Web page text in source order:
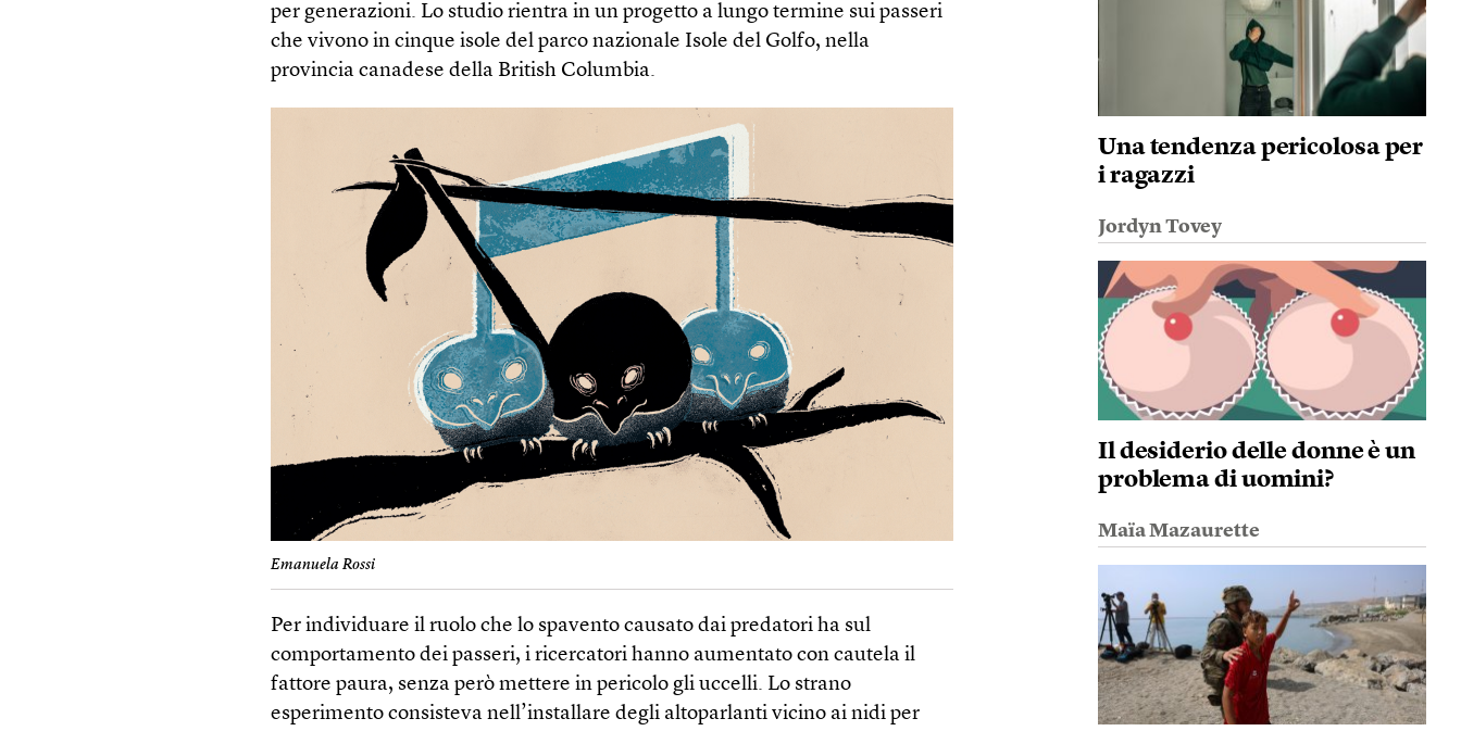
per generazioni. Lo studio rientra in un progetto a lungo termine sui passeri
che vivono in cinque isole del parco nazionale Isole del Golfo, nella
provincia canadese della British Columbia.
Emanuela Rossi
Per individuare il ruolo che lo spavento causato dai predatori ha sul
comportamento dei passeri, i ricercatori hanno aumentato con cautela il
fattore paura, senza però mettere in pericolo gli uccelli. Lo strano
esperimento consisteva nell’installare degli altoparlanti vicino ai nidi per
Una tendenza pericolosa per
i ragazzi
Jordyn Tovey
Il desiderio delle donne è un
problema di uomini?
Maïa Mazaurette